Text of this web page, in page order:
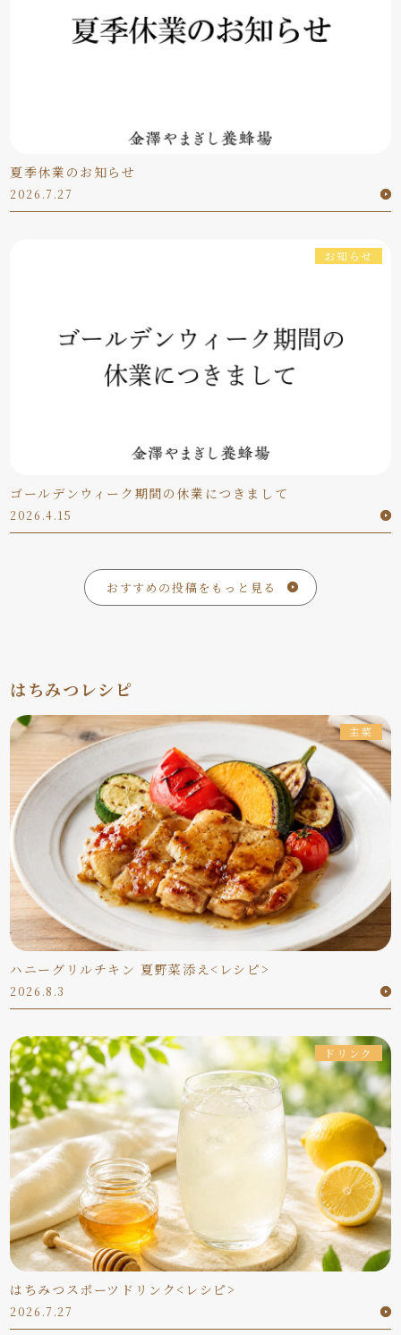
夏季休業のお知らせ
2026.7.27
お知らせ
ゴールデンウィーク期間の休業につきまして
2026.4.15
おすすめの投稿をもっと見る
はちみつレシピ
主菜
ハニーグリルチキン 夏野菜添え<レシピ>
2026.8.3
ドリンク
はちみつスポーツドリンク<レシピ>
2026.7.27